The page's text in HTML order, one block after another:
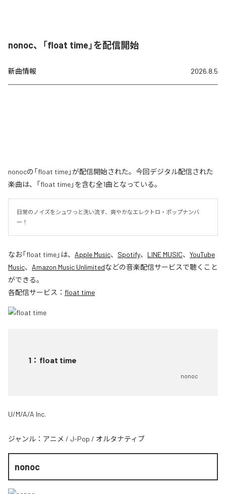
nonoc、「float time」を配信開始
新曲情報 2026.8.5
nonocの「float time」が配信開始された。今回デジタル配信された
楽曲は、「float time」を含む全1曲となっている。
日常のノイズをシュワっと洗い流す、爽やかなエレクトロ・ポップナンバ
ー！
なお「float time」は、 Apple Music、 Spotify、 LINE MUSIC、 YouTube
Music、 Amazon Music Unlimitedなどの音楽配信サービスで聴くこと
ができる。
各配信サービス： float time
1 ： float time
nonoc
U/M/A/A Inc.
ジャンル： アニメ / J-Pop / オルタナティブ
nonoc